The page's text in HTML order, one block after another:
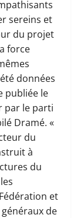
sereins et
du projet
force
données
publiée le
par le parti
Dramé. «
du
à
du
et
de